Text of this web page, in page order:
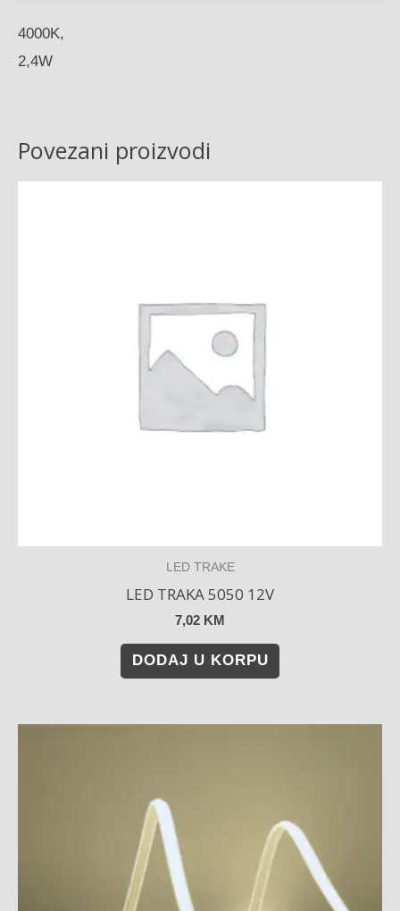
4000K,
2,4W
Povezani proizvodi
LED TRAKE
LED TRAKA 5050 12V
7,02 KM
DODAJ U KORPU